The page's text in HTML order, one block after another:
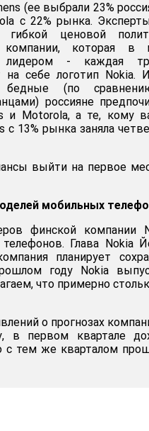
(ее выбрали 23%
с 22% рынка.
ценовой
компании, которая в
лидером - каждая
на себе логотип Nokia.
бедные (по
россияне
и Motorola, а те, кому
с 13% рынка заняла
выйти на первое
мобильных
финской компании
Глава Nokia
планирует
году Nokia
что примерно
о прогнозах
в первом квартале
с тем же кварталом